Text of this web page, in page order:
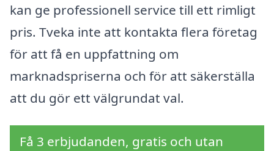
kan ge professionell service till ett rimligt
pris. Tveka inte att kontakta flera företag
för att få en uppfattning om
marknadspriserna och för att säkerställa
att du gör ett välgrundat val.
Få 3 erbjudanden, gratis och utan